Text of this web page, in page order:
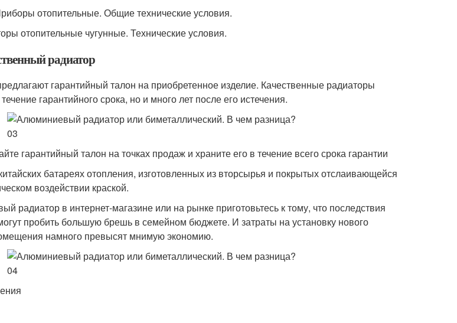
отопительные. Общие технические условия.
отопительные чугунные. Технические условия.
радиатор
гарантийный талон на приобретенное изделие. Качественные радиаторы
гарантийного срока, но и много лет после его истечения.
гарантийный талон на точках продаж и храните его в течение всего срока гарантии
батареях отопления, изготовленных из вторсырья и покрытых отслаивающейся
воздействии краской.
радиатор в интернет-магазине или на рынке приготовьтесь к тому, что последствия
пробить большую брешь в семейном бюджете. И затраты на установку нового
намного превысят мнимую экономию.